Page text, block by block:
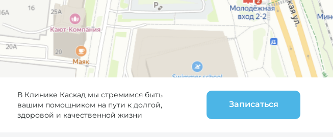
В Клинике Каскад мы стремимся быть
вашим помощником на пути к долгой,
здоровой и качественной жизни
Записаться